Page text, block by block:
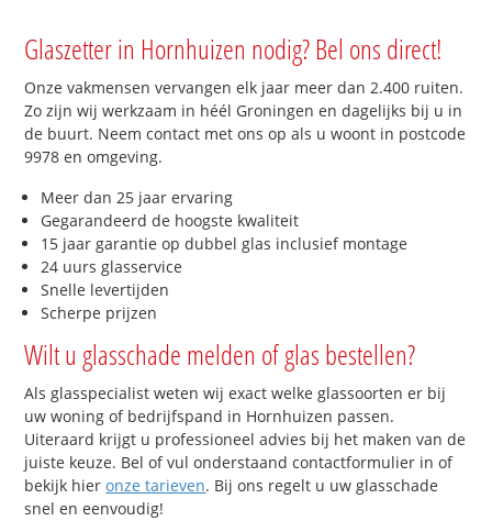
Glaszetter in Hornhuizen nodig? Bel ons direct!
Onze vakmensen vervangen elk jaar meer dan 2.400 ruiten.
Zo zijn wij werkzaam in héél Groningen en dagelijks bij u in
de buurt. Neem contact met ons op als u woont in postcode
9978 en omgeving.
Meer dan 25 jaar ervaring
Gegarandeerd de hoogste kwaliteit
15 jaar garantie op dubbel glas inclusief montage
24 uurs glasservice
Snelle levertijden
Scherpe prijzen
Wilt u glasschade melden of glas bestellen?
Als glasspecialist weten wij exact welke glassoorten er bij
uw woning of bedrijfspand in Hornhuizen passen.
Uiteraard krijgt u professioneel advies bij het maken van de
juiste keuze. Bel of vul onderstaand contactformulier in of
bekijk hieronze tarieven. Bij ons regelt u uw glasschade
snel en eenvoudig!